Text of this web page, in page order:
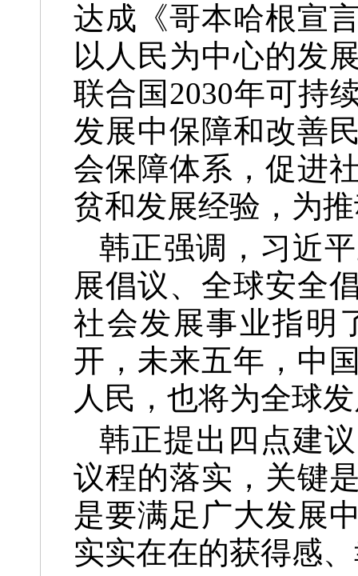
达成《哥本哈根宣
以人民为中心的发
联合国2030年可持
发展中保障和改善
会保障体系，促进
贫和发展经验，为
韩正强调，习近
展倡议、全球安全
社会发展事业指明
开，未来五年，中
人民，也将为全球
韩正提出四点建
议程的落实，关键
是要满足广大发展
实实在在的获得感